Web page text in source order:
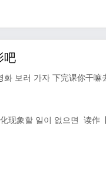
吧
보러 가자 下完课你干嘛
现象할 일이 없으면 读作